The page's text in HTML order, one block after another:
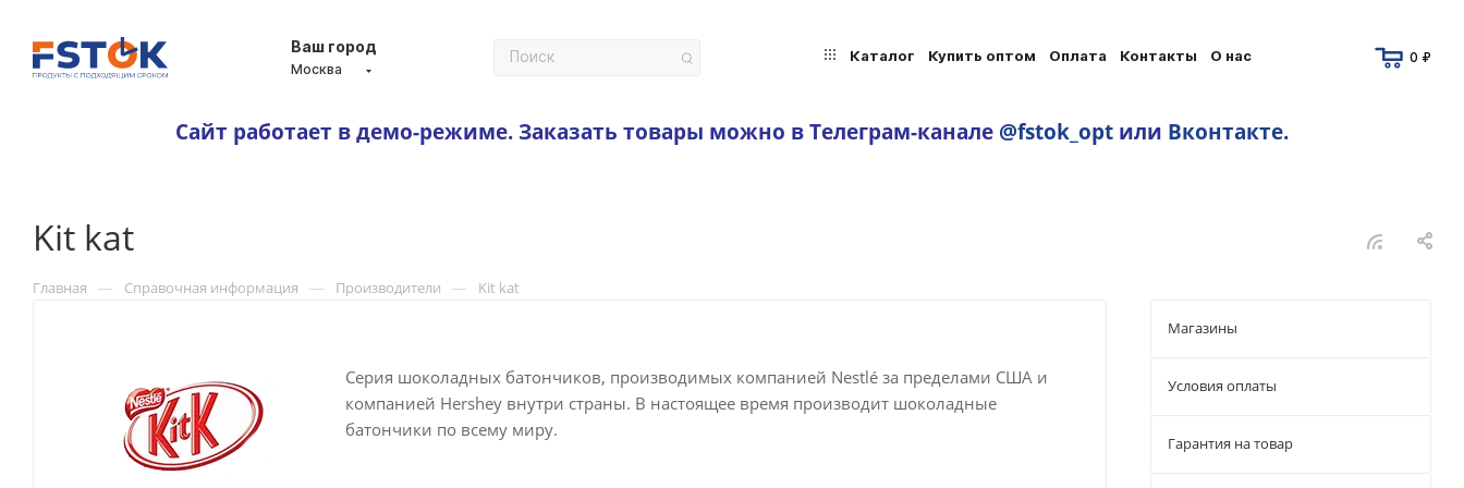
Ваш город
Москва
Каталог Купить оптом Оплата Контакты О нас 0 ₽
Сайт работает в демо-режиме. Заказать товары можно в Телеграм-канале @fstok_opt или Вконтакте.
Kit kat
Главная — Справочная информация — Производители — Kit kat
Серия шоколадных батончиков, производимых компанией Nestlé за пределами США и
компанией Hershey внутри страны. В настоящее время производит шоколадные
батончики по всему миру.
Магазины
Условия оплаты
Гарантия на товар